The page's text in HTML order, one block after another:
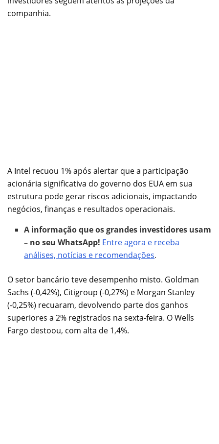
companhia.
A Intel recuou 1% após alertar que a participação
acionária significativa do governo dos EUA em sua
estrutura pode gerar riscos adicionais, impactando
negócios, finanças e resultados operacionais.
A informação que os grandes investidores usam
– no seu WhatsApp! Entre agora e receba
análises, notícias e recomendações.
O setor bancário teve desempenho misto. Goldman
Sachs (-0,42%), Citigroup (-0,27%) e Morgan Stanley
(-0,25%) recuaram, devolvendo parte dos ganhos
superiores a 2% registrados na sexta-feira. O Wells
Fargo destoou, com alta de 1,4%.